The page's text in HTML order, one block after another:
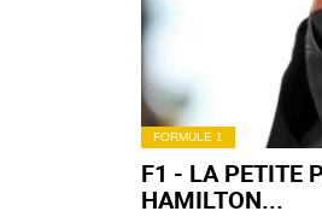
FORMULE 1
F1 - LA PETITE
HAMILTON...